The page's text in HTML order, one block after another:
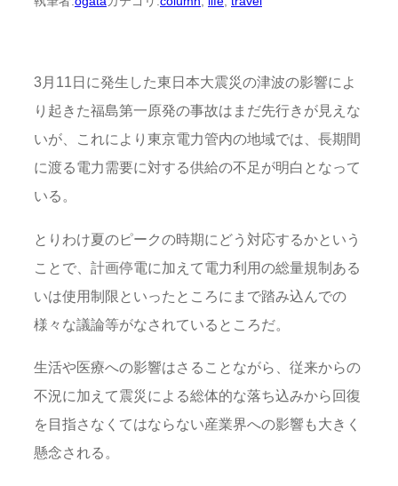
3月11日に発生した東日本大震災の津波の影響によ
り起きた福島第一原発の事故はまだ先行きが見えな
いが、これにより東京電力管内の地域では、長期間
に渡る電力需要に対する供給の不足が明白となって
いる。
とりわけ夏のピークの時期にどう対応するかという
ことで、計画停電に加えて電力利用の総量規制ある
いは使用制限といったところにまで踏み込んでの
様々な議論等がなされているところだ。
生活や医療への影響はさることながら、従来からの
不況に加えて震災による総体的な落ち込みから回復
を目指さなくてはならない産業界への影響も大きく
懸念される。